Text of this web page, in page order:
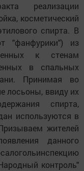
реализации
косметический
спирта. В
"фанфурики") из
к стенам
в спальных
Принимая во
лосьоны, ввиду их
спирта,
используются в
жителей
данного
контроль"